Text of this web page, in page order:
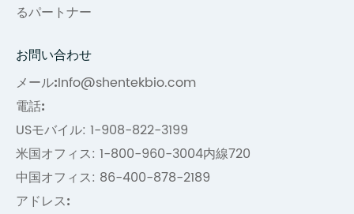
るパートナー
お問い合わせ
メール:Info@shentekbio.com
電話:
USモバイル: 1-908-822-3199
米国オフィス: 1-800-960-3004内線720
中国オフィス: 86-400-878-2189
アドレス: